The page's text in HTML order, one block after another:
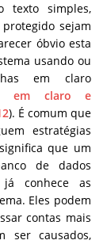
texto simples,
sejam
óbvio esta
usando ou
em claro
em claro e
). É comum que
estratégias
que um
de dados
conhece as
Eles podem
contas mais
ser causados,